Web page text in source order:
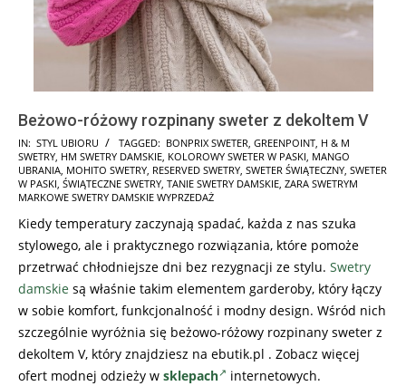
Beżowo-różowy rozpinany sweter z dekoltem V
2025-
11-
06
IN: STYL UBIORU TAGGED: BONPRIX SWETER, GREENPOINT, H & M
SWETRY, HM SWETRY DAMSKIE, KOLOROWY SWETER W PASKI, MANGO
UBRANIA, MOHITO SWETRY, RESERVED SWETRY, SWETER ŚWIĄTECZNY, SWETER
W PASKI, ŚWIĄTECZNE SWETRY, TANIE SWETRY DAMSKIE, ZARA SWETRYM
MARKOWE SWETRY DAMSKIE WYPRZEDAŻ
Kiedy temperatury zaczynają spadać, każda z nas szuka
stylowego, ale i praktycznego rozwiązania, które pomoże
przetrwać chłodniejsze dni bez rezygnacji ze stylu. Swetry
damskie są właśnie takim elementem garderoby, który łączy
w sobie komfort, funkcjonalność i modny design. Wśród nich
szczególnie wyróżnia się beżowo-różowy rozpinany sweter z
dekoltem V, który znajdziesz na ebutik.pl . Zobacz więcej
ofert modnej odzieży w sklepach internetowych.